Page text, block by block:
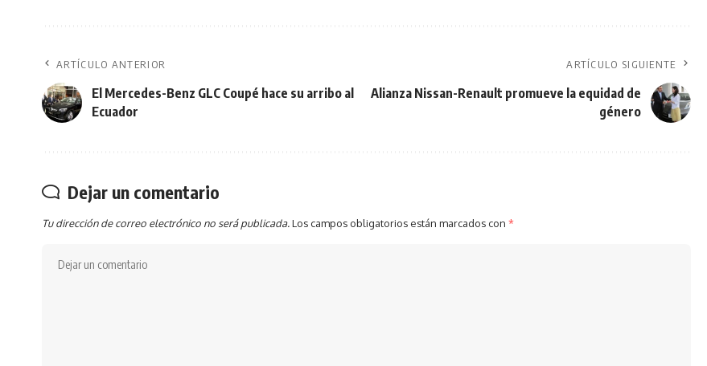
ARTÍCULO ANTERIOR
El Mercedes-Benz GLC Coupé hace su arribo al
Ecuador
ARTÍCULO SIGUIENTE
Alianza Nissan-Renault promueve la equidad de
género
Dejar un comentario
Tu dirección de correo electrónico no será publicada.Los campos obligatorios están marcados con *